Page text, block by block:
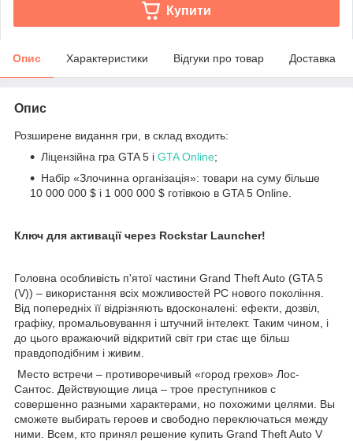
Купити
Опис Характеристики Відгуки про товар Доставка
Опис
Розширене видання гри, в склад входить:
Ліцензійна гра GTA 5 і GTA Online;
Набір «Злочинна організація»: товари на суму більше
10 000 000 $ і 1 000 000 $ готівкою в GTA 5 Online.
Ключ для активації через Rockstar Launcher!
Головна особливість п'ятої частини Grand Theft Auto (GTA 5
(V)) – використання всіх можливостей PC нового покоління.
Від попередніх її відрізняють вдосконалені: ефекти, дозвіл,
графіку, промальовування і штучний інтелект. Таким чином, і
до цього вражаючий відкритий світ гри стає ще більш
правдоподібним і живим.
Место встречи – противоречивый «город грехов» Лос-
Сантос. Действующие лица – трое преступников с
совершенно разными характерами, но похожими целями. Вы
сможете выбирать героев и свободно переключаться между
ними. Всем, кто принял решение купить Grand Theft Auto V